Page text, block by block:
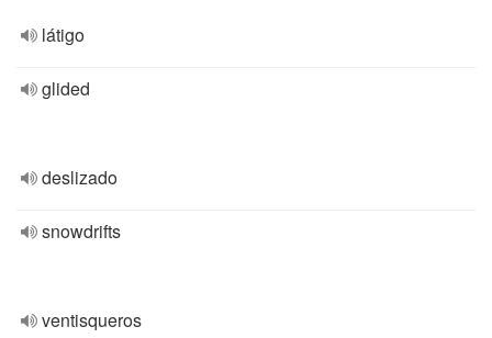
látigo
glided
deslizado
snowdrifts
ventisqueros